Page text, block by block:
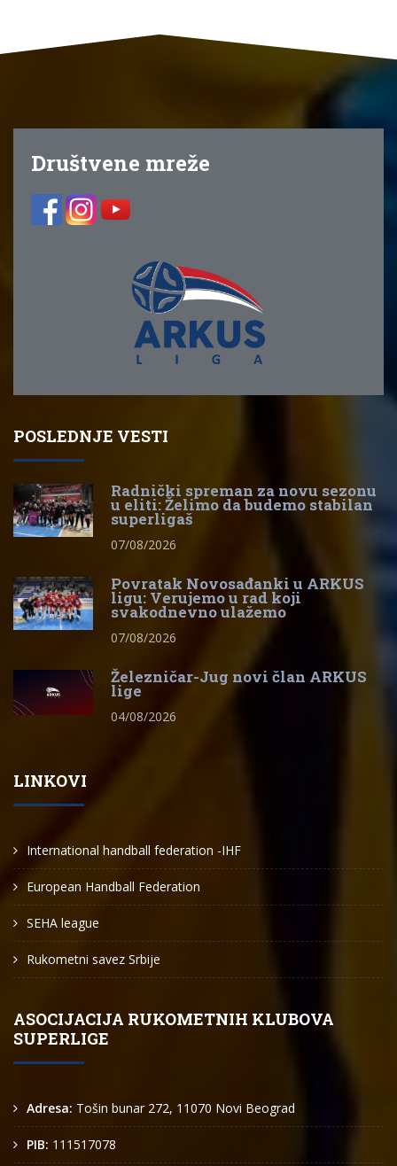
Društvene mreže
POSLEDNJE VESTI
Radnički spreman za novu sezonu
u eliti: Želimo da budemo stabilan
superligaš
07/08/2026
Povratak Novosađanki u ARKUS
ligu: Verujemo u rad koji
svakodnevno ulažemo
07/08/2026
Železničar-Jug novi član ARKUS
lige
04/08/2026
LINKOVI
International handball federation -IHF
European Handball Federation
SEHA league
Rukometni savez Srbije
ASOCIJACIJA RUKOMETNIH KLUBOVA
SUPERLIGE
Adresa: Tošin bunar 272, 11070 Novi Beograd
PIB: 111517078